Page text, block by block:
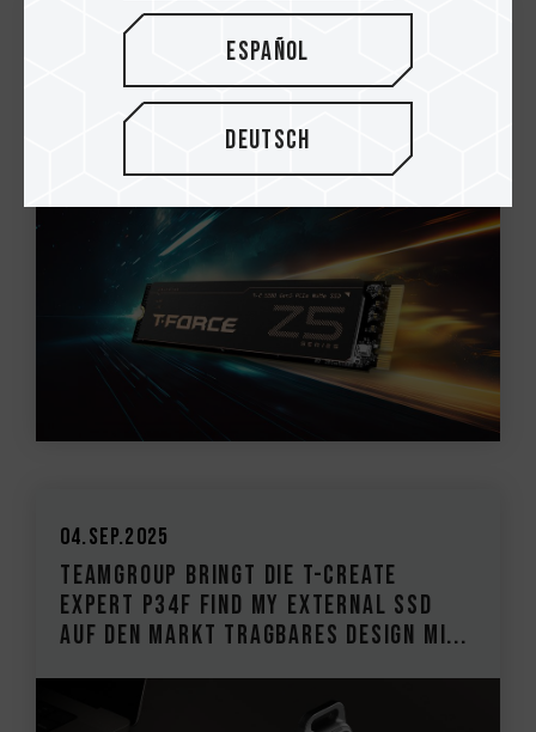
TEAMGROUP STELLT DIE T-FORCE Z54E
PCIe 5.0 SSD VOR Flaggschiff PCIe 5.0
sorgt für ultimatives Gaming-Erle...
04.Sep.2025
TEAMGROUP bringt die T-CREATE
EXPERT P34F Find My External SSD
auf den Markt Tragbares Design mi...
Español
Deutsch